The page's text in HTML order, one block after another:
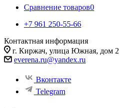
Сравнение товаров0
+7 961 250-55-66
Контактная информация
г. Киржач, улица Южная, дом 2
everena.ru@yandex.ru
Вконтакте
Telegram